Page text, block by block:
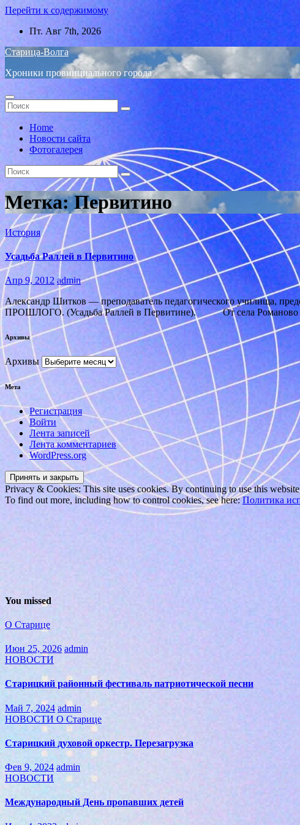
Перейти к содержимому
Пт. Авг 7th, 2026
Старица-Волга
Хроники провинциального города
Home
Новости сайта
Фотогалерея
Метка:Первитино
История
Усадьба Раллей в Первитино
Апр 9, 2012 admin
Александр Шитков — преподаватель педагогического училища,
ПРОШЛОГО. (Усадьба Раллей в Первитине). От села Романово
Архивы
Архивы
Мета
Регистрация
Войти
Лента записей
Лента комментариев
WordPress.org
Privacy & Cookies: This site uses cookies. By continuing to use this
To find out more, including how to control cookies, see here:Политика
You missed
О Старице
Июн 25, 2026 admin
НОВОСТИ
Старицкий районный фестиваль патриотической песни
Май 7, 2024 admin
НОВОСТИ О Старице
Старицкий духовой оркестр. Перезагрузка
Фев 9, 2024 admin
НОВОСТИ
Международный День пропавших детей